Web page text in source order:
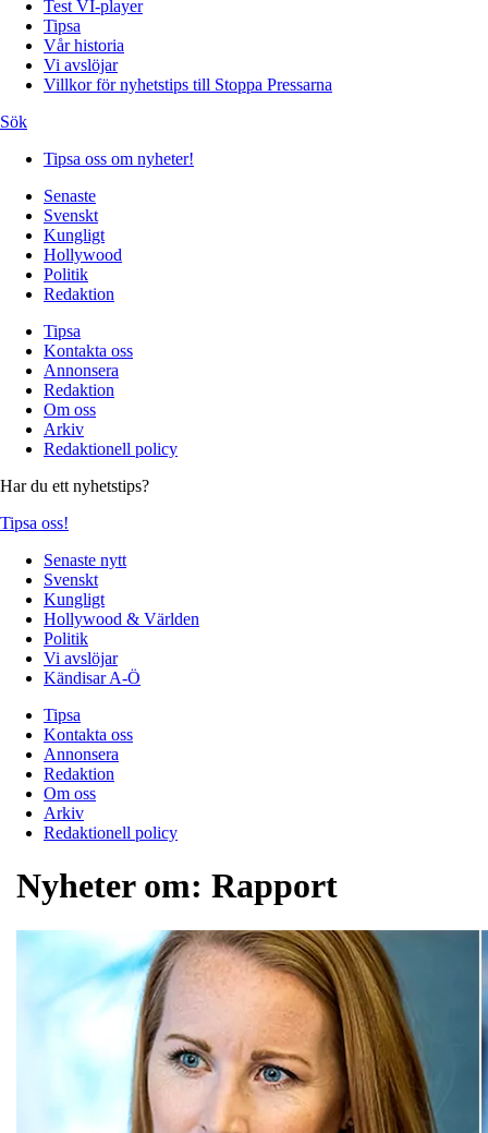
Test VI-player
Tipsa
Vår historia
Vi avslöjar
Villkor för nyhetstips till Stoppa Pressarna
Sök
Tipsa oss om nyheter!
Senaste
Svenskt
Kungligt
Hollywood
Politik
Redaktion
Tipsa
Kontakta oss
Annonsera
Redaktion
Om oss
Arkiv
Redaktionell policy
Har du ett nyhetstips?
Tipsa oss!
Senaste nytt
Svenskt
Kungligt
Hollywood & Världen
Politik
Vi avslöjar
Kändisar A-Ö
Tipsa
Kontakta oss
Annonsera
Redaktion
Om oss
Arkiv
Redaktionell policy
Nyheter om: Rapport